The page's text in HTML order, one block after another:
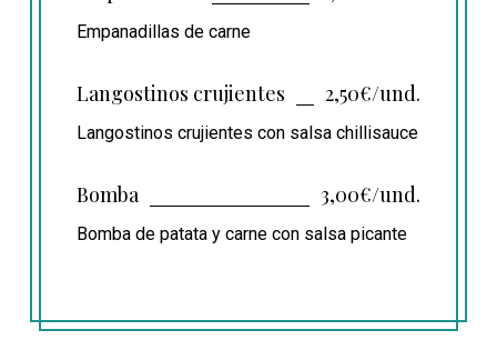
Empanadillas de carne
Langostinos crujientes 2,50€/und.
Langostinos crujientes con salsa chillisauce
Bomba 3,00€/und.
Bomba de patata y carne con salsa picante